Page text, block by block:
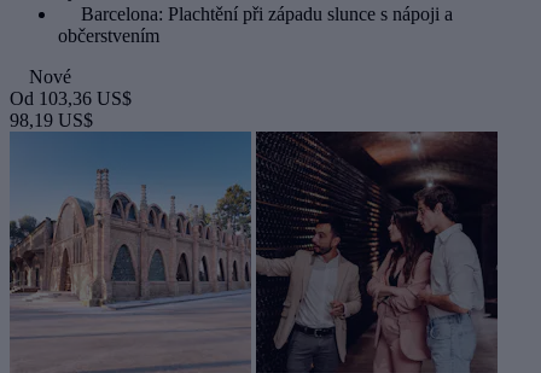
Barcelona: Plachtění při západu slunce s nápoji a
občerstvením
Nové
Od 103,36 US$
98,19 US$